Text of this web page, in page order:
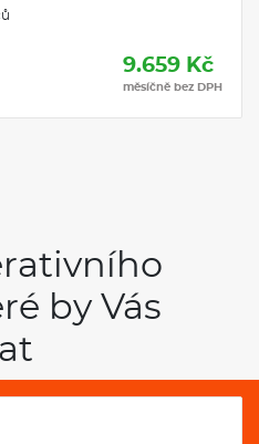
9.659 Kč
měsíčně bez DPH
by Vás